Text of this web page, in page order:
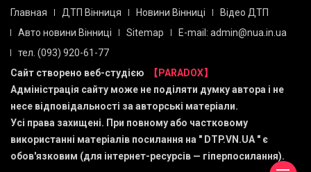
Главная ДТП Вінниця Новини Вінниці
Відео ДТП
Авто новини Вінниці
Sitemap
E-mail: admin@nua.in.ua
тел. (093) 920-61-77
Сайт створено веб-студією
【PARADOX】
Адміністрація сайту може не поділяти думку автора і не
несе відповідальності за авторські матеріали.
Усі права захищені. При повному або частковому
використанні матеріалів посилання на " DTP.VN.UA " є
обов'язковим (для інтернет-ресурсів — гіперпосилання).